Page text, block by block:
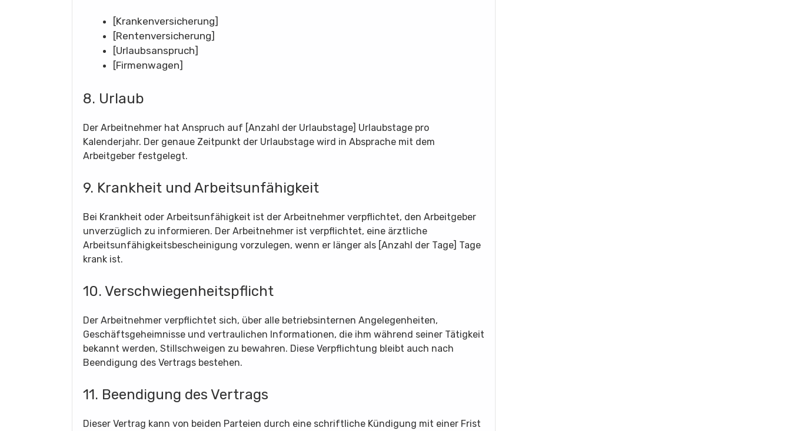
[Krankenversicherung]
[Rentenversicherung]
[Urlaubsanspruch]
[Firmenwagen]
8. Urlaub
Der Arbeitnehmer hat Anspruch auf [Anzahl der Urlaubstage] Urlaubstage pro
Kalenderjahr. Der genaue Zeitpunkt der Urlaubstage wird in Absprache mit dem
Arbeitgeber festgelegt.
9. Krankheit und Arbeitsunfähigkeit
Bei Krankheit oder Arbeitsunfähigkeit ist der Arbeitnehmer verpflichtet, den Arbeitgeber
unverzüglich zu informieren. Der Arbeitnehmer ist verpflichtet, eine ärztliche
Arbeitsunfähigkeitsbescheinigung vorzulegen, wenn er länger als [Anzahl der Tage] Tage
krank ist.
10. Verschwiegenheitspflicht
Der Arbeitnehmer verpflichtet sich, über alle betriebsinternen Angelegenheiten,
Geschäftsgeheimnisse und vertraulichen Informationen, die ihm während seiner Tätigkeit
bekannt werden, Stillschweigen zu bewahren. Diese Verpflichtung bleibt auch nach
Beendigung des Vertrags bestehen.
11. Beendigung des Vertrags
Dieser Vertrag kann von beiden Parteien durch eine schriftliche Kündigung mit einer Frist